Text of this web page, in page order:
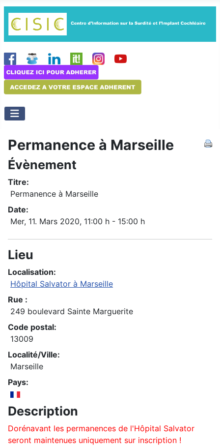
Permanence à Marseille
Évènement
Titre:
Permanence à Marseille
Date:
Mer, 11. Mars 2020, 11:00 h - 15:00 h
Lieu
Localisation:
Hôpital Salvator à Marseille
Rue :
249 boulevard Sainte Marguerite
Code postal:
13009
Localité/Ville:
Marseille
Pays:
Description
Dorénavant les permanences de l'Hôpital Salvator
seront maintenues uniquement sur inscription !